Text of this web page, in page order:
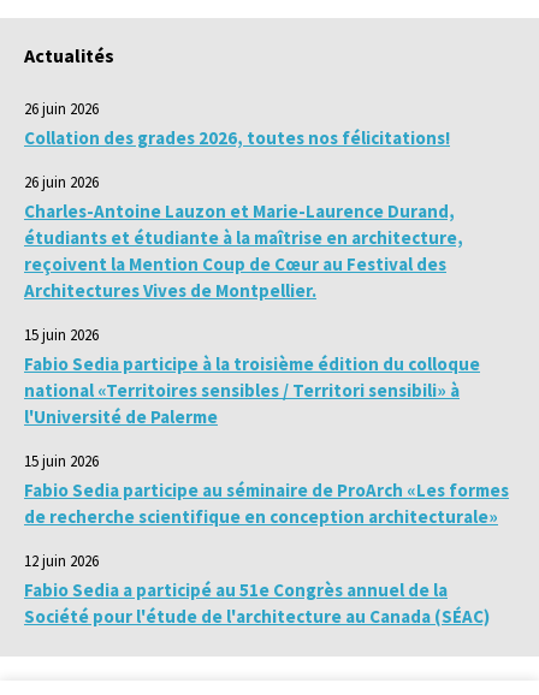
Actualités
26 juin 2026
Collation des grades 2026, toutes nos félicitations!
26 juin 2026
Charles-Antoine Lauzon et Marie-Laurence Durand,
étudiants et étudiante à la maîtrise en architecture,
reçoivent la Mention Coup de Cœur au Festival des
Architectures Vives de Montpellier.
15 juin 2026
Fabio Sedia participe à la troisième édition du colloque
national «Territoires sensibles / Territori sensibili» à
l'Université de Palerme
15 juin 2026
Fabio Sedia participe au séminaire de ProArch «Les formes
de recherche scientifique en conception architecturale»
12 juin 2026
Fabio Sedia a participé au 51e Congrès annuel de la
Société pour l'étude de l'architecture au Canada (SÉAC)